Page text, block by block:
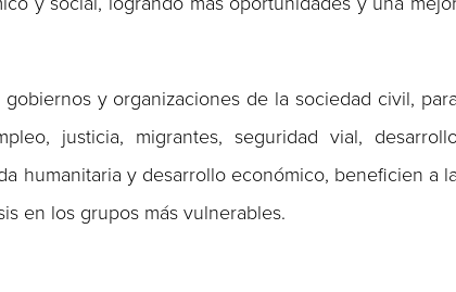
y organizaciones de la sociedad civil,
justicia, migrantes, seguridad vial,
humanitaria y desarrollo económico, beneficien a
en los grupos más vulnerables.